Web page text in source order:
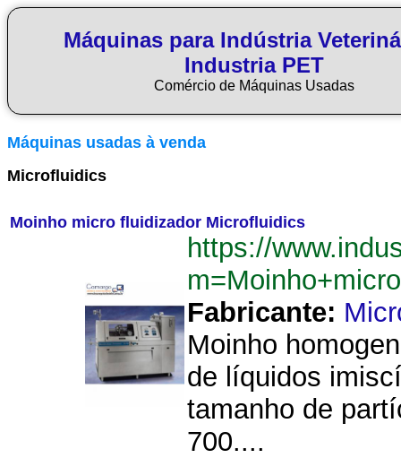
Máquinas para Indústria
Industria PET
Comércio de Máquinas Usadas
Máquinas usadas à venda
Microfluidics
Moinho micro fluidizador Microfluidics
https://
Fabricante:
Moinho
de líquidos
tamanho de
700....